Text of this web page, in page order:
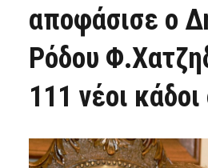
αποφάσισε ο
Ρόδου
111 νέοι